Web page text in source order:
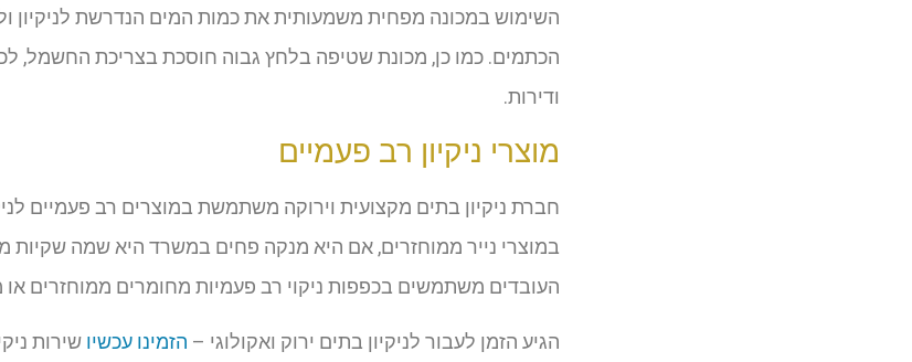
השימוש במכונה מפחית משמעותית את כמות המים הנדרשת לניקיון
הכתמים. כמו כן, מכונת שטיפה בלחץ גבוה חוסכת בצריכת החשמל, לכן
ודירות.
מוצרי ניקיון רב פעמיים
חברת ניקיון בתים מקצועית וירוקה משתמשת במוצרים רב פעמיים
במוצרי נייר ממוחזרים, אם היא מנקה פחים במשרד היא שמה שקיות
העובדים משתמשים בכפפות ניקוי רב פעמיות מחומרים ממוחזרים
הגיע הזמן לעבור לניקיון בתים ירוק ואקולוגי – הזמינו עכשיו שירות